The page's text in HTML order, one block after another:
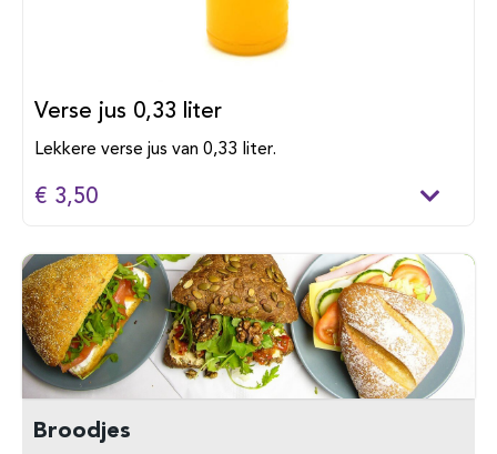
Verse jus 0,33 liter
Lekkere verse jus van 0,33 liter.
€ 3,50
Broodjes